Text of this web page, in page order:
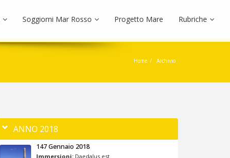
Soggiorni Mar Rosso Progetto Mare Rubriche
Home Archivio
ANNO 2018
147 Gennaio 2018
Immersioni: Daedalus est